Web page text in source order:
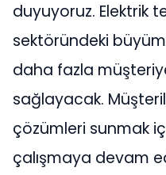
duyuyoruz. Elektrik
sektöründeki
daha fazla
sağlayacak.
çözümleri sunmak
çalışmaya devam